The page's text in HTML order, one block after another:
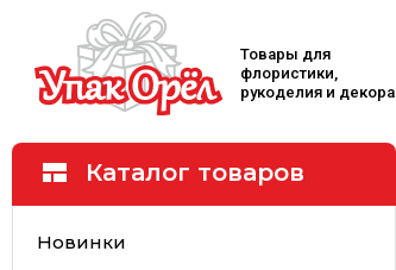
Товары для
флористики,
рукоделия и декора
Каталог товаров
Новинки